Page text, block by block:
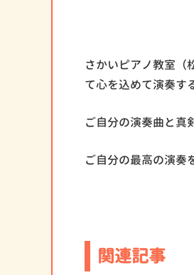
さかいピアノ教室（
て心を込めて演奏す
ご自分の演奏曲と真
ご自分の最高の演奏
関連記事